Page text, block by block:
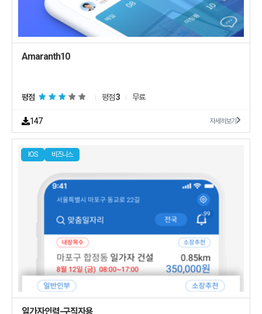
Amaranth10
평점 평점3 무료
147 자세히보기
IOS 비즈니스